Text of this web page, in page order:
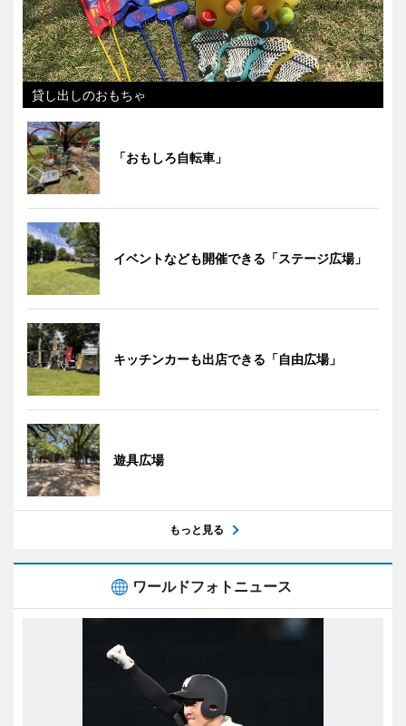
貸し出しのおもちゃ
「おもしろ自転車」
イベントなども開催できる「ステージ広場」
キッチンカーも出店できる「自由広場」
遊具広場
もっと見る
ワールドフォトニュース